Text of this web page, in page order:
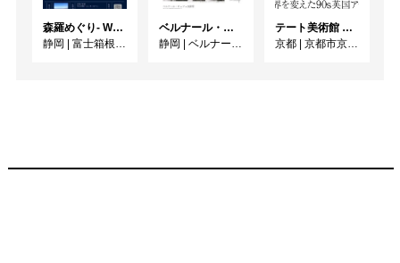
森羅めぐり- Wandering in Shinra -
静岡
富士箱根カントリークラブ
ベルナール・ビュフェと写真 ーカメラがとらえたビュフェとその時代、そして21 世紀へ
静岡
ベルナール・ビュフェ美術館
テート美術館 ― YBA & BEYOND 世界を変えた90s英国アート
京都
京都市京セラ美術館